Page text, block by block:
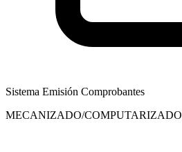
Sistema Emisión Comprobantes
MECANIZADO/COMPUTARIZADO